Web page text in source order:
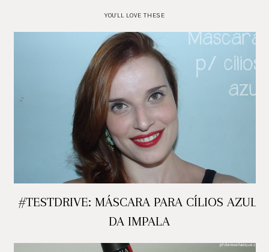
YOU'LL LOVE THESE
#TESTDRIVE: MÁSCARA PARA CÍLIOS AZUL,
DA IMPALA